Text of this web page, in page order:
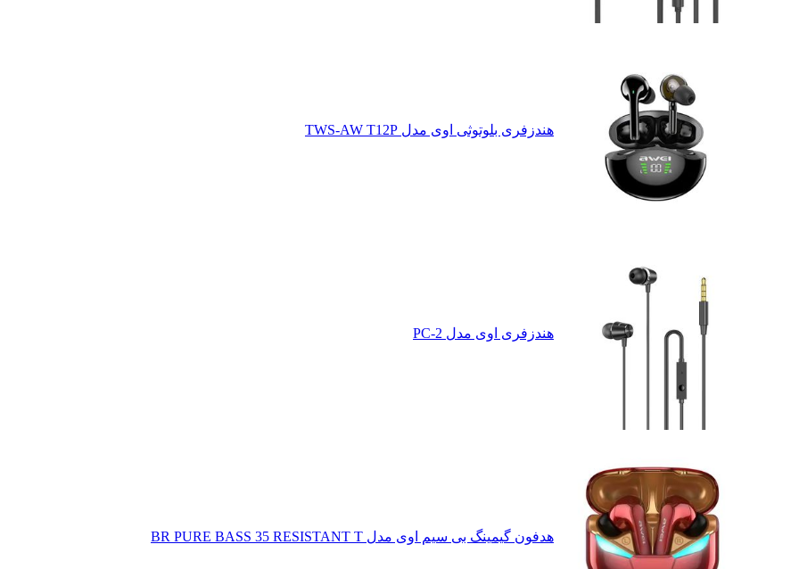
هندزفری بلوتوثی اوی مدل TWS-AW T12P
هندزفری اوی مدل PC-2
هدفون گیمینگ بی سیم اوی مدل BR PURE BASS 35 RESISTANT T